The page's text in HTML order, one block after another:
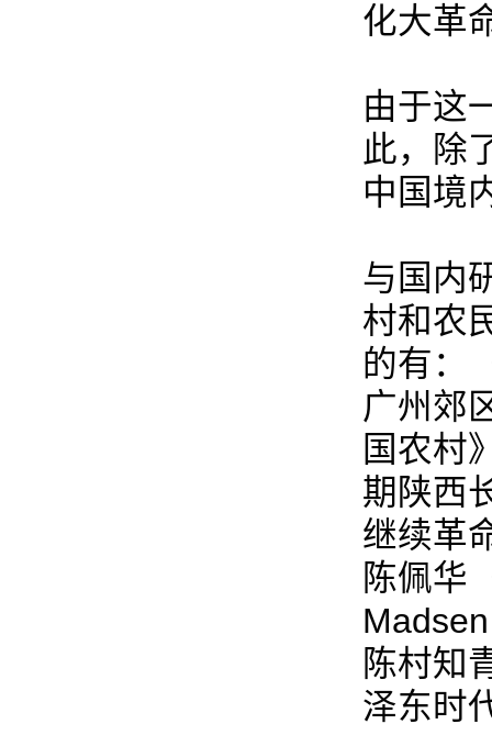
化大革
由于这
此，除
中国境
与国内
村和农
的有：
广州郊
国农村
期陕西
继续革
陈佩华
陈村知
泽东时